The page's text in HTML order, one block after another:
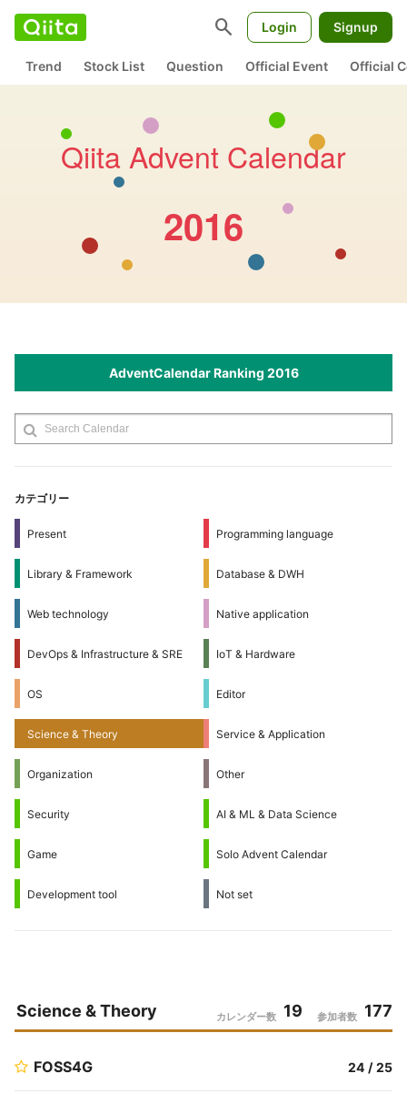
search Login Signup
Trend Stock List Question Official Event Official
Qiita Advent Calendar
2016
AdventCalendar Ranking 2016
カテゴリー
Present Programming language
Library & Framework Database & DWH
Web technology Native application
DevOps & Infrastructure & SRE IoT & Hardware
OS Editor
Science & Theory Service & Application
Organization Other
Security AI & ML & Data Science
Game Solo Advent Calendar
Development tool Not set
Science & Theory カレンダー数 19 参加者数 177
FOSS4G 24 / 25